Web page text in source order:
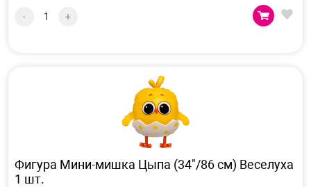
- +
Фигура Мини-мишка Цыпа (34"/86 см) Веселуха
1 шт.